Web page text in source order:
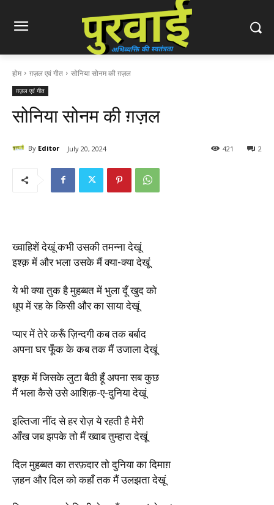
होम ग़ज़ल एवं गीत सोनिया सोनम की ग़ज़ल
ग़ज़ल एवं गीत
सोनिया सोनम की ग़ज़ल
By Editor July 20, 2024 2
421
ख्वाहिशें देखूं कभी उसकी तमन्ना देखूं
इश्क़ में और भला उसके मैं क्या-क्या देखूं
ये भी क्या तुक है मुहब्बत में भुला दूँ खुद को
धूप में रह के किसी और का साया देखूं
प्यार में तेरे करूँ ज़िन्दगी कब तक बर्बाद
अपना घर फूँक के कब तक मैं उजाला देखूं
इश्क़ में जिसके लुटा बैठी हूँ अपना सब कुछ
मैं भला कैसे उसे आशिक़-ए-दुनिया देखूं
इल्तिजा नींद से हर रोज़ ये रहती है मेरी
आँख जब झपके तो मैं ख्वाब तुम्हारा देखूं
दिल मुहब्बत का तरफ़दार तो दुनिया का दिमाग़
ज़हन और दिल को कहाँ तक मैं उलझता देखूं